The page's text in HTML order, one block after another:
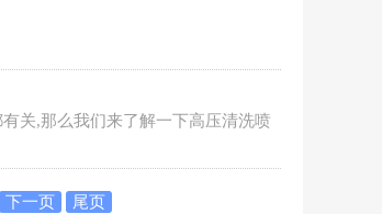
关,那么我们来了解一下高压清洗喷
下一页 尾页